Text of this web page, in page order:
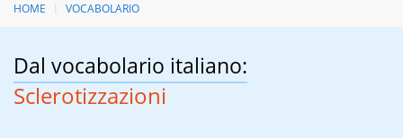
HOME VOCABOLARIO
Dal vocabolario italiano:
Sclerotizzazioni